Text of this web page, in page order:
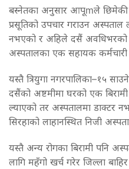
बस्नेतका अनुसार आपूmले
प्रसूतिको उपचार गराउन
नभएको र अहिले दसैं अवधिभरको
अस्पतालका एक सहायक
यस्तै त्रियुगा नगरपालिका–१५
दसैंको अष्टमीमा घरको एक
ल्याएको तर अस्पतालमा डाक्टर
सिरहाको लाहानस्थित निजी
यस्तै अन्य रोगका बिरामी पनि
लागि महँगो खर्च गरेर जिल्ला